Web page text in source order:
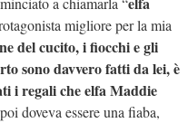
migliore per la mia
del cucito, i fiocchi e gli
sono davvero fatti da lei, è
i regali che elfa Maddie
doveva essere una fiaba,